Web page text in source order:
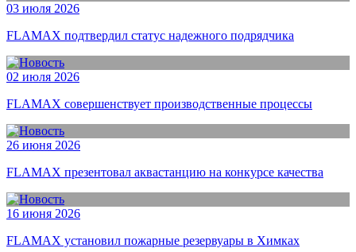
03 июля 2026
FLAMAX подтвердил статус надежного подрядчика
02 июля 2026
FLAMAX совершенствует производственные процессы
26 июня 2026
FLAMAX презентовал аквастанцию на конкурсе качества
16 июня 2026
FLAMAX установил пожарные резервуары в Химках